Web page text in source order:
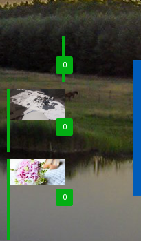
0
0
0